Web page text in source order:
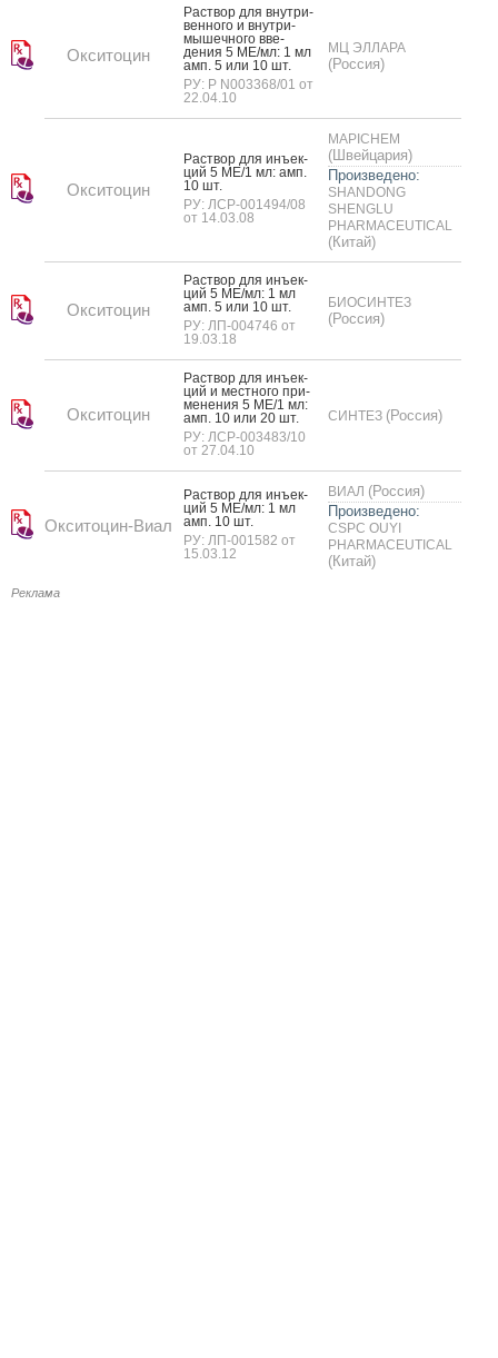
Окситоцин
Рас­твор для внут­ри­
вен­но­го и внут­ри­
мышеч­но­го вве­
дения 5 МЕ/мл: 1 мл
амп. 5 или 10 шт.
РУ: Р N003368/01 от
22.04.10
МЦ ЭЛЛАРА
(Россия)
Окситоцин
Рас­твор для инъ­ек­
ций 5 МЕ/1 мл: амп.
10 шт.
РУ: ЛСР-001494/08
от 14.03.08
MAPICHEM
(Швейцария)
Произведено:
SHANDONG
SHENGLU
PHARMACEUTICAL
(Китай)
Окситоцин
Рас­твор для инъ­ек­
ций 5 МЕ/мл: 1 мл
амп. 5 или 10 шт.
РУ: ЛП-004746 от
19.03.18
БИОСИНТЕЗ
(Россия)
Окситоцин
Рас­твор для инъ­ек­
ций и мес­тно­го при­
мене­ния 5 МЕ/1 мл:
амп. 10 или 20 шт.
РУ: ЛСР-003483/10
от 27.04.10
СИНТЕЗ (Россия)
Окситоцин-Виал
Рас­твор для инъ­ек­
ций 5 МЕ/мл: 1 мл
амп. 10 шт.
РУ: ЛП-001582 от
15.03.12
ВИАЛ (Россия)
Произведено:
CSPC OUYI
PHARMACEUTICAL
(Китай)
Реклама